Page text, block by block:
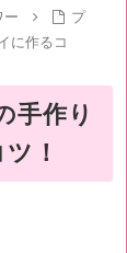
ー
プ
に作るコ
手作り
！